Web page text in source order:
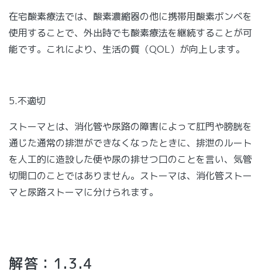
在宅酸素療法では、酸素濃縮器の他に携帯用酸素ボンベを
使用することで、外出時でも酸素療法を継続することが可
能です。これにより、生活の質（QOL）が向上します。
5.不適切
ストーマとは、消化管や尿路の障害によって肛門や膀胱を
通じた通常の排泄ができなくなったときに、排泄のルート
を人工的に造設した便や尿の排せつ口のことを言い、気管
切開口のことではありません。ストーマは、消化管ストー
マと尿路ストーマに分けられます。
解答：1.3.4